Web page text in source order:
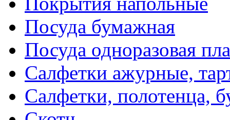
Посуда бумажная
Посуда одноразовая
Салфетки ажурные,
Салфетки, полотенца,